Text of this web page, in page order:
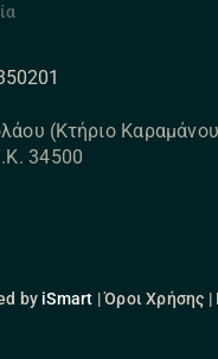
(Κτήριο
34500
by iSmart | Όροι Χρήσης |